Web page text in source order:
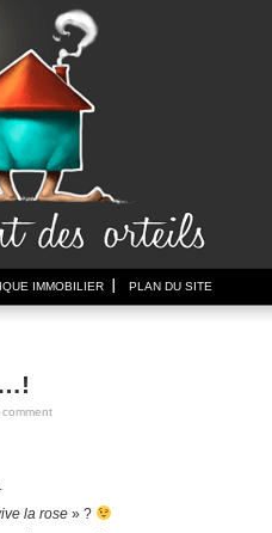
IMMOBILIER PLAN DU SITE
la rose » ?